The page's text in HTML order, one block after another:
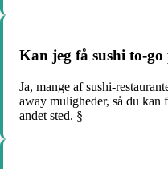
Kan jeg få sushi to-go
Ja, mange af sushi-
away muligheder, så du kan
andet sted. §